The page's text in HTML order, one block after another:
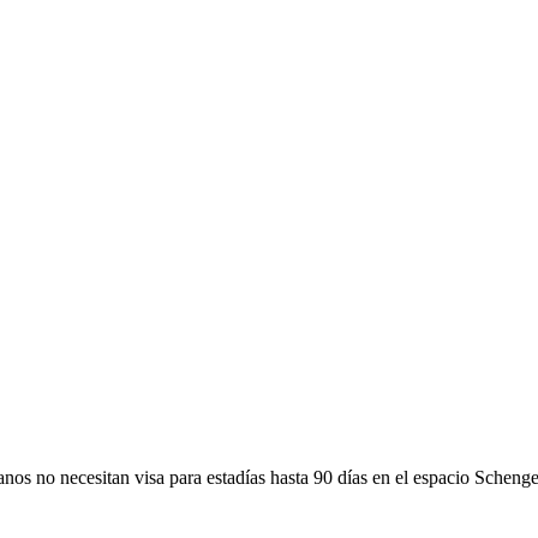
no necesitan visa para estadías hasta 90 días en el espacio